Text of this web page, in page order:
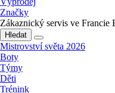
Značky
Zákaznický servis ve Francie
Hledat
Mistrovství světa 2026
Boty
Týmy
Děti
Trénink